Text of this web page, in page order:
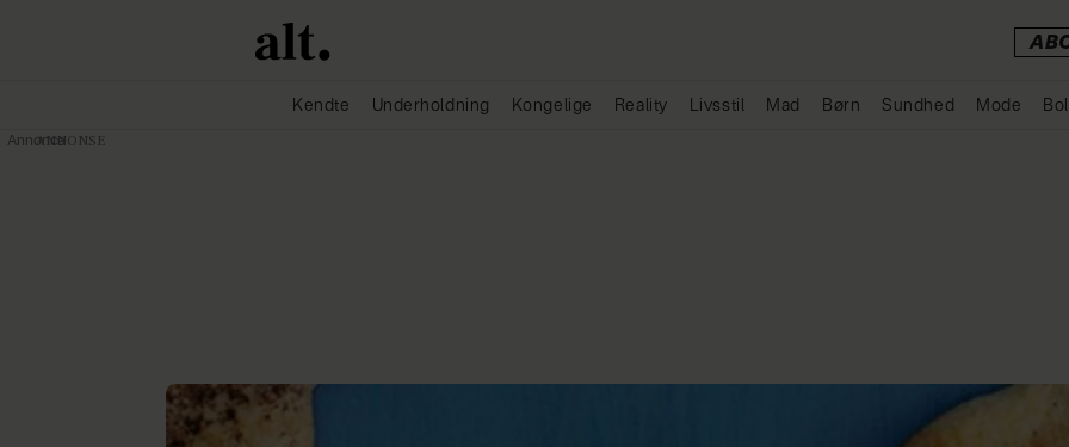
Kendte Underholdning Kongelige Reality Livsstil Mad Børn Sundhed Mode
Annonce